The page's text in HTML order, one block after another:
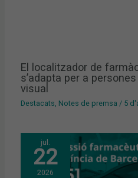
El localitzador de
s’adapta per a
visual
Destacats, Notes de premsa / 5
jul.
22
2026